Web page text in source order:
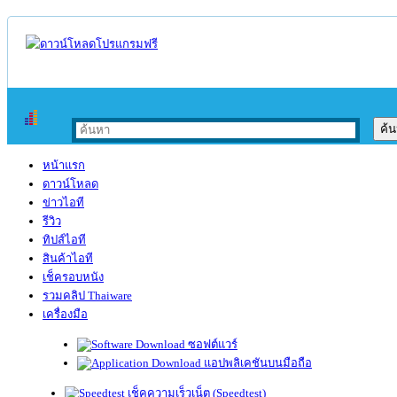
หน้าแรก
ดาวน์โหลด
ข่าวไอที
รีวิว
ทิปส์ไอที
สินค้าไอที
เช็ครอบหนัง
รวมคลิป Thaiware
เครื่องมือ
ซอฟต์แวร์
แอปพลิเคชันบนมือถือ
เช็คความเร็วเน็ต (Speedtest)